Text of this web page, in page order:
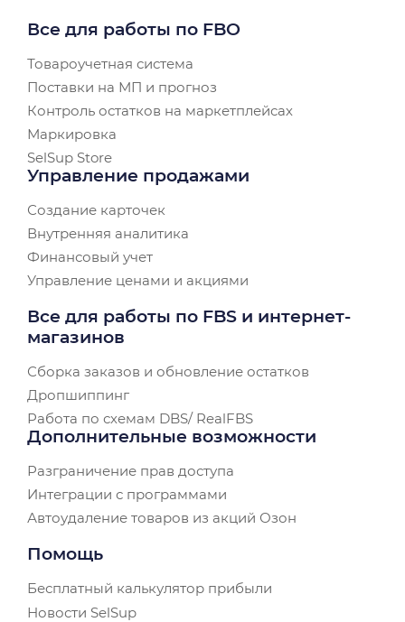
Все для работы по FBO
Товароучетная система
Поставки на МП и прогноз
Контроль остатков на маркетплейсах
Маркировка
SelSup Store
Управление продажами
Создание карточек
Внутренняя аналитика
Финансовый учет
Управление ценами и акциями
Все для работы по FBS и интернет-
магазинов
Сборка заказов и обновление остатков
Дропшиппинг
Работа по схемам DBS/ RealFBS
Дополнительные возможности
Разграничение прав доступа
Интеграции с программами
Автоудаление товаров из акций Озон
Помощь
Бесплатный калькулятор прибыли
Новости SelSup